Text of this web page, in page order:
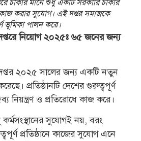
চাকরি মানে শুধু একটি সরকারি চাকরি
করার সুযোগ। এই দপ্তর সমাজকে
ভূমিকা পালন করে।
নিয়োগ ২০২৫ঃ ৬৫ জনের জন্য
২০২৫ সালের জন্য একটি নতুন
প্রতিষ্ঠানটি দেশের গুরুত্বপূর্ণ
নিয়ন্ত্রণ ও প্রতিরোধে কাজ করে।
সুযোগই নয়, বরং
প্রতিষ্ঠানে কাজের সুযোগ এনে